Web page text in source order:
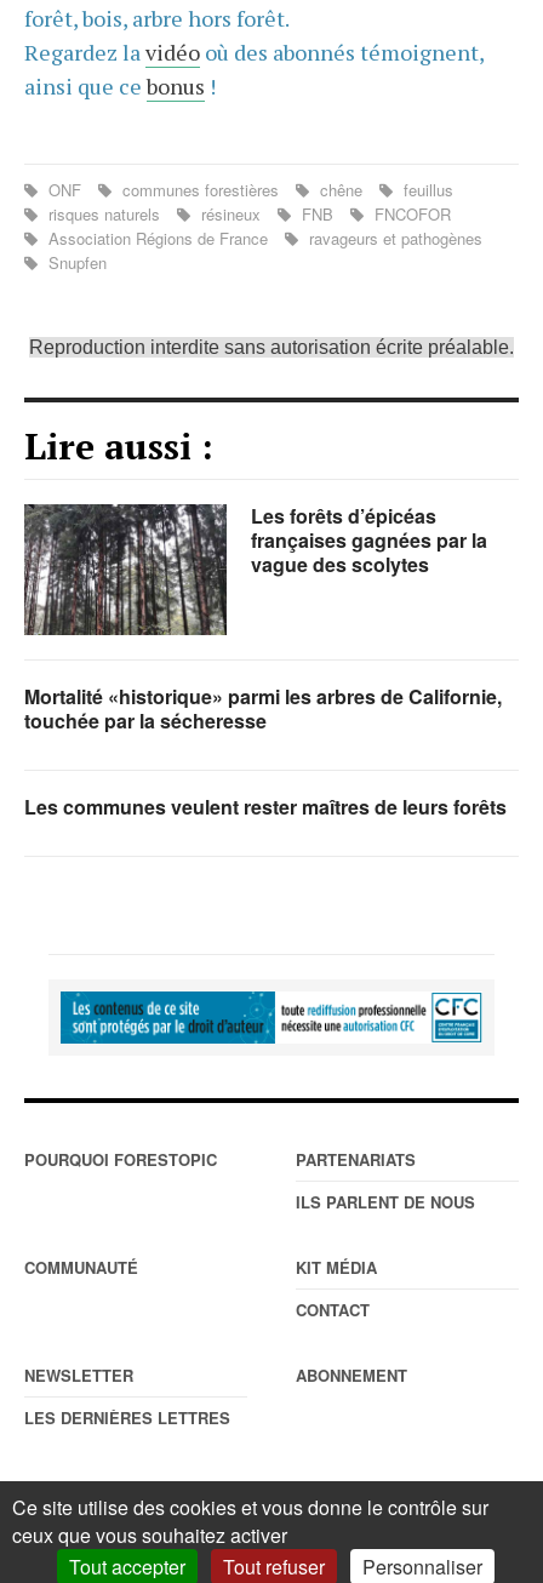
forêt, bois, arbre hors forêt.
Regardez lavidéo où des abonnés témoignent,
ainsi que cebonus !
ONF communes forestières chêne
feuillus
risques naturels
résineux FNB
FNCOFOR
Association Régions de France
ravageurs et pathogènes
Snupfen
Reproduction interdite sans autorisation écrite préalable.
Lire aussi :
Les forêts d’épicéas
françaises gagnées par la
vague des scolytes
Mortalité «historique» parmi les arbres de Californie,
touchée par la sécheresse
Les communes veulent rester maîtres de leurs forêts
POURQUOI FORESTOPIC
PARTENARIATS
ILS PARLENT DE NOUS
COMMUNAUTÉ
KIT MÉDIA
CONTACT
NEWSLETTER
LES DERNIÈRES LETTRES
ABONNEMENT
© ForestopicMentions légales. Reproduction interdite sans autorisation
écrite préalable.Gestionnaire de cookies
Ce site utilise des cookies et vous donne le contrôle sur
ceux que vous souhaitez activer
Tout accepter
Tout refuser Personnaliser